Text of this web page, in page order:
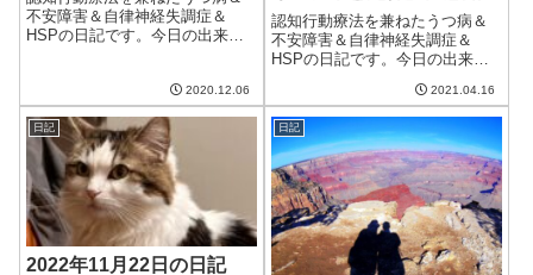
不安障害＆自律神経失調症＆
HSPの日記です。今日の出来事
く、今季初めて床暖房をつけ
た。さすがに床暖房をつけると
強力で、室内にいる分には暖か
く過ごすことができた...
2020.12.06
受けた
認知行動療法を兼ねたうつ病＆
不安障害＆自律神経失調症＆
HSPの日記です。今日の出来事
が、気温はそれほど高くなく、
ひんやりしていた。でも、日差
しは暖かいので日向にいると寒
くはない。これくらいがちょう
どいいといえばちょ...
2021.04.16
日記
2022年11月22日の日記
日記